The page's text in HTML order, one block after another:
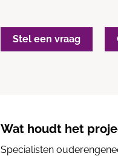
Stel een vraag
Wat houdt het
Specialisten